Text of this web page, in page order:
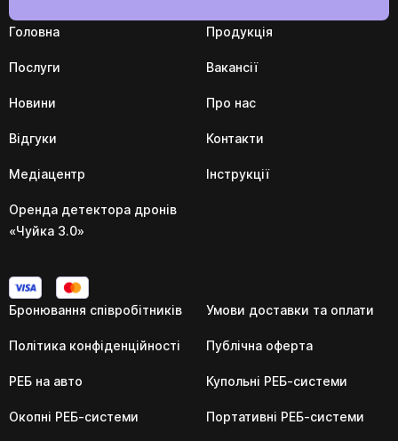
Головна Продукція
Послуги Вакансії
Новини Про нас
Відгуки Контакти
Медіацентр Інструкції
Оренда детектора дронів
«Чуйка 3.0»
Бронювання співробітників Умови доставки та оплати
Політика конфіденційності Публічна оферта
РЕБ на авто Купольні РЕБ-системи
Окопні РЕБ-системи Портативні РЕБ-системи